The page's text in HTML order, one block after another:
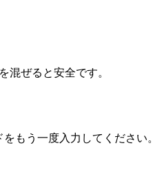
混ぜると安全です。
もう一度入力してください。